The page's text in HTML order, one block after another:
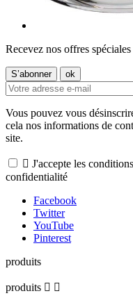
Recevez nos offres spéciales
Vous pouvez vous
cela nos informations de
site.
 J'accepte les
confidentialité
Facebook
Twitter
YouTube
Pinterest
produits
produits  